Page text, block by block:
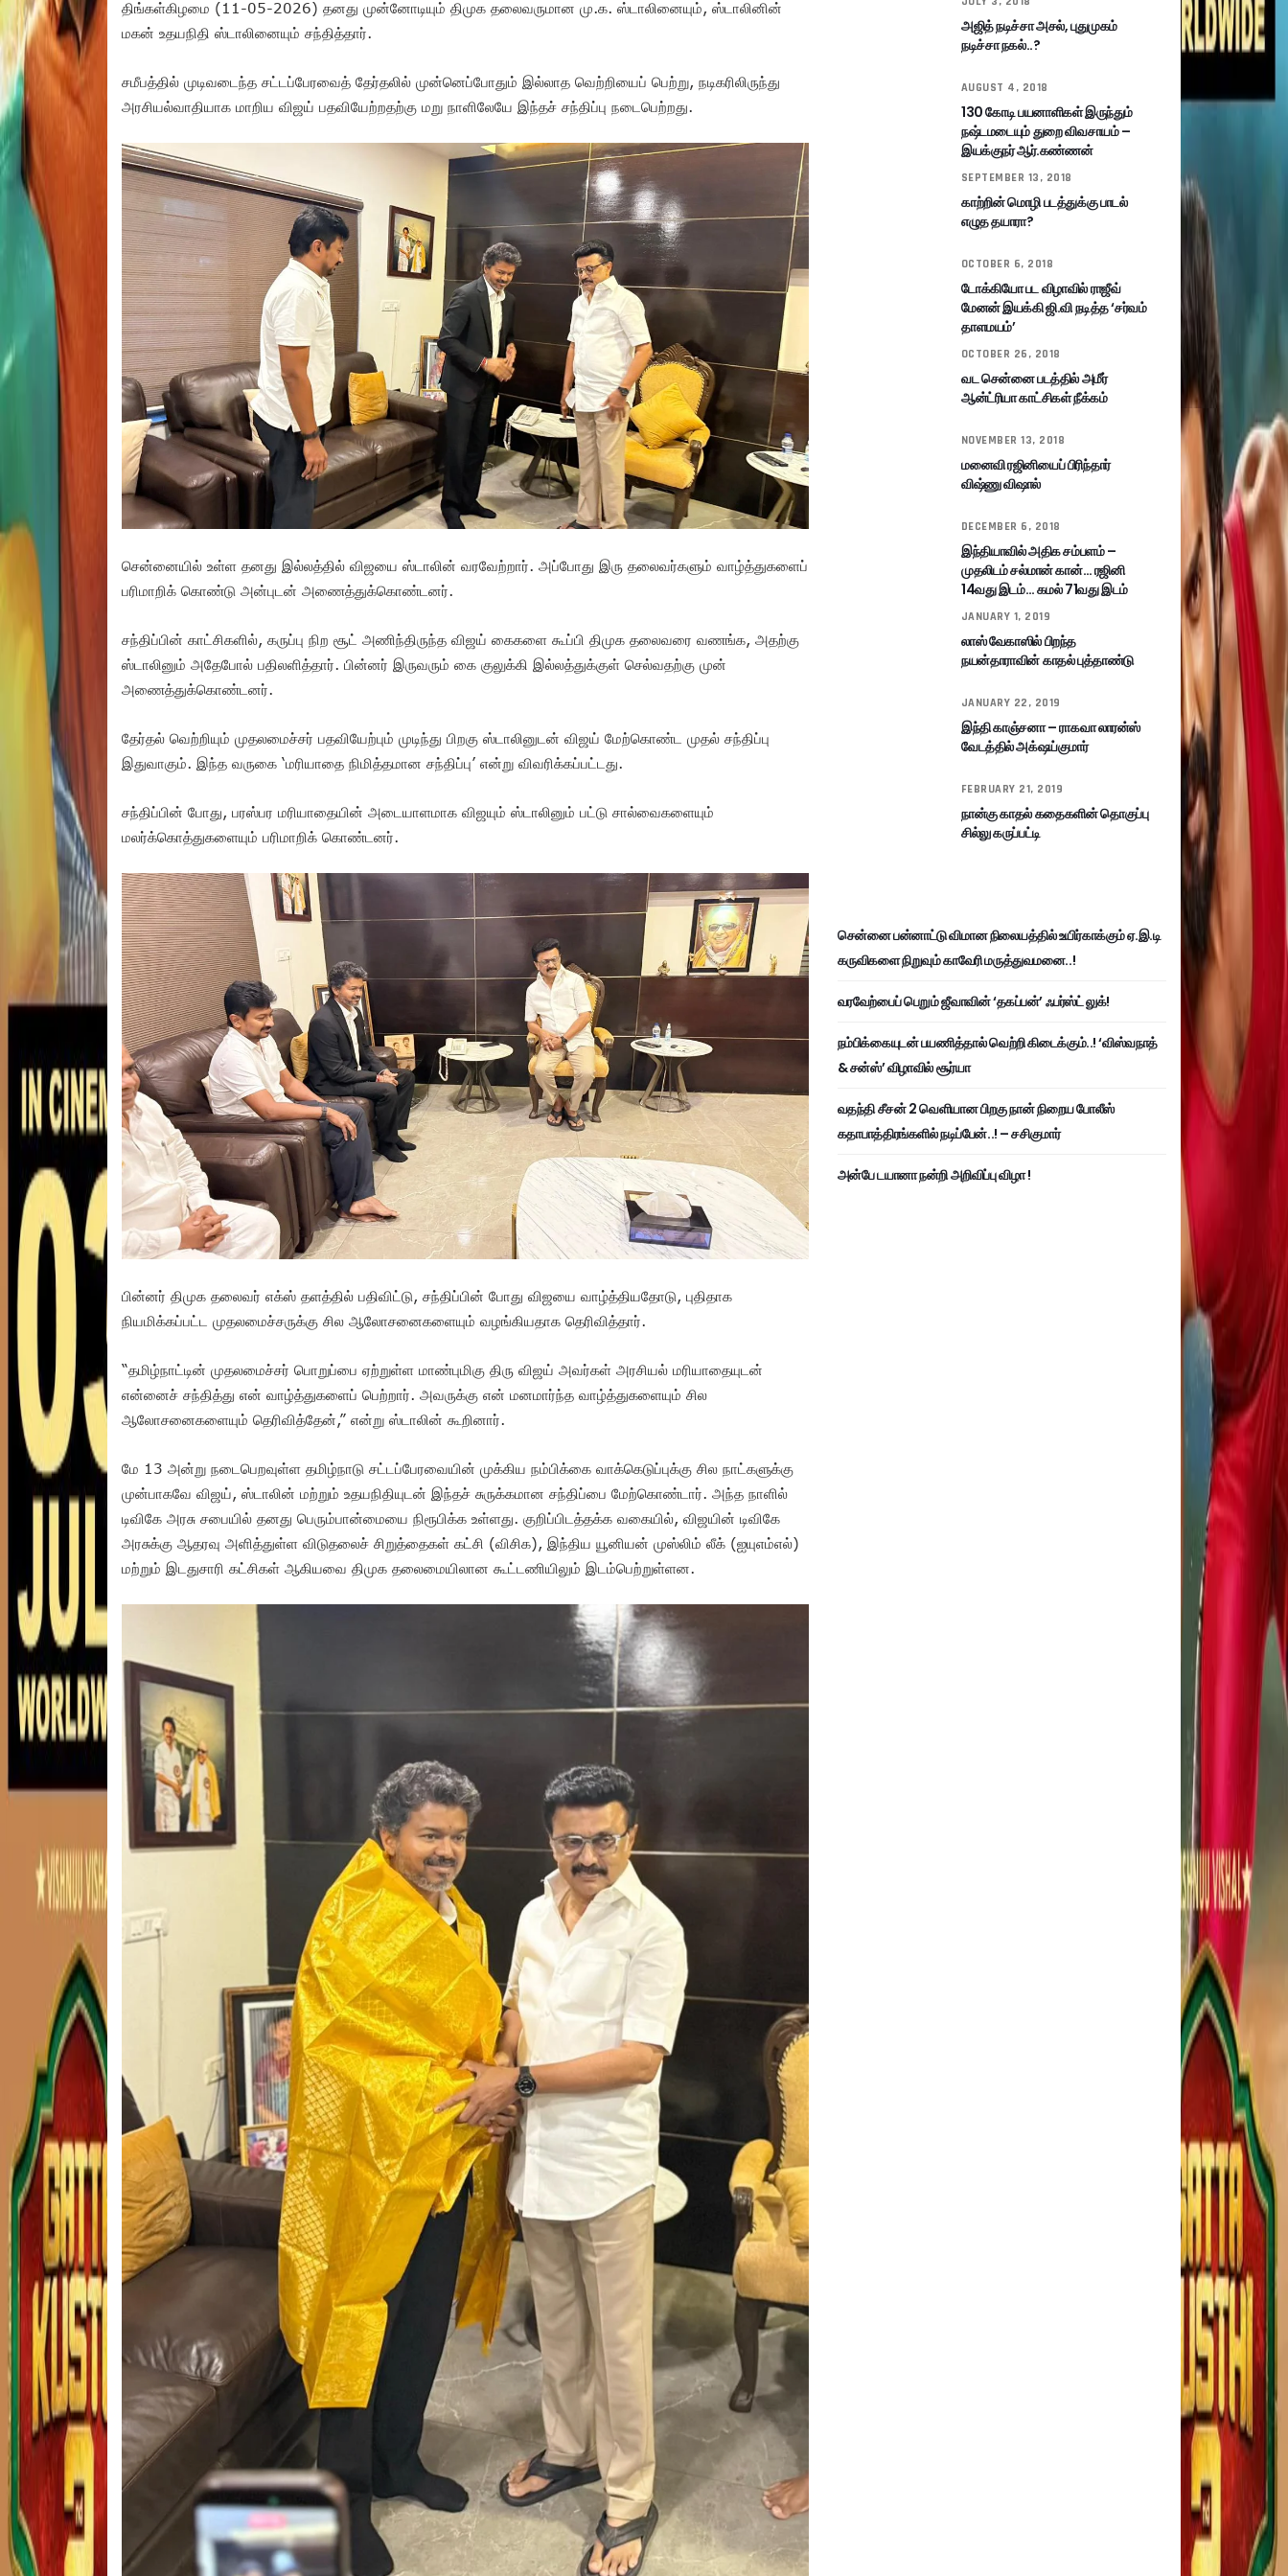
திங்கள்கிழமை (11-05-2026) தனது முன்னோடியும் திமுக தலைவருமான மு.க. ஸ்டாலினையும், ஸ்டாலினின்
மகன் உதயநிதி ஸ்டாலினையும் சந்தித்தார்.
சமீபத்தில் முடிவடைந்த சட்டப்பேரவைத் தேர்தலில் முன்னெப்போதும் இல்லாத வெற்றியைப் பெற்று, நடிகரிலிருந்து
அரசியல்வாதியாக மாறிய விஜய் பதவியேற்றதற்கு மறு நாளிலேயே இந்தச் சந்திப்பு நடைபெற்றது.
சென்னையில் உள்ள தனது இல்லத்தில் விஜயை ஸ்டாலின் வரவேற்றார். அப்போது இரு தலைவர்களும் வாழ்த்துகளைப்
பரிமாறிக் கொண்டு அன்புடன் அணைத்துக்கொண்டனர்.
சந்திப்பின் காட்சிகளில், கருப்பு நிற சூட் அணிந்திருந்த விஜய் கைகளை கூப்பி திமுக தலைவரை வணங்க, அதற்கு
ஸ்டாலினும் அதேபோல் பதிலளித்தார். பின்னர் இருவரும் கை குலுக்கி இல்லத்துக்குள் செல்வதற்கு முன்
அணைத்துக்கொண்டனர்.
தேர்தல் வெற்றியும் முதலமைச்சர் பதவியேற்பும் முடிந்து பிறகு ஸ்டாலினுடன் விஜய் மேற்கொண்ட முதல் சந்திப்பு
இதுவாகும். இந்த வருகை ‘மரியாதை நிமித்தமான சந்திப்பு’ என்று விவரிக்கப்பட்டது.
சந்திப்பின் போது, பரஸ்பர மரியாதையின் அடையாளமாக விஜயும் ஸ்டாலினும் பட்டு சால்வைகளையும்
மலர்க்கொத்துகளையும் பரிமாறிக் கொண்டனர்.
பின்னர் திமுக தலைவர் எக்ஸ் தளத்தில் பதிவிட்டு, சந்திப்பின் போது விஜயை வாழ்த்தியதோடு, புதிதாக
நியமிக்கப்பட்ட முதலமைச்சருக்கு சில ஆலோசனைகளையும் வழங்கியதாக தெரிவித்தார்.
“தமிழ்நாட்டின் முதலமைச்சர் பொறுப்பை ஏற்றுள்ள மாண்புமிகு திரு விஜய் அவர்கள் அரசியல் மரியாதையுடன்
என்னைச் சந்தித்து என் வாழ்த்துகளைப் பெற்றார். அவருக்கு என் மனமார்ந்த வாழ்த்துகளையும் சில
ஆலோசனைகளையும் தெரிவித்தேன்,” என்று ஸ்டாலின் கூறினார்.
மே 13 அன்று நடைபெறவுள்ள தமிழ்நாடு சட்டப்பேரவையின் முக்கிய நம்பிக்கை வாக்கெடுப்புக்கு சில நாட்களுக்கு
முன்பாகவே விஜய், ஸ்டாலின் மற்றும் உதயநிதியுடன் இந்தச் சுருக்கமான சந்திப்பை மேற்கொண்டார். அந்த நாளில்
டிவிகே அரசு சபையில் தனது பெரும்பான்மையை நிரூபிக்க உள்ளது. குறிப்பிடத்தக்க வகையில், விஜயின் டிவிகே
அரசுக்கு ஆதரவு அளித்துள்ள விடுதலைச் சிறுத்தைகள் கட்சி (விசிக), இந்திய யூனியன் முஸ்லிம் லீக் (ஐயுஎம்எல்)
மற்றும் இடதுசாரி கட்சிகள் ஆகியவை திமுக தலைமையிலான கூட்டணியிலும் இடம்பெற்றுள்ளன.
அஜித் நடிச்சா அசல், புதுமுகம்
நடிச்சா நகல்..?
AUGUST 4, 2018
130 கோடி பயனாளிகள் இருந்தும்
நஷ்டமடையும் துறை விவசாயம் –
இயக்குநர் ஆர்.கண்ணன்
SEPTEMBER 13, 2018
காற்றின் மொழி படத்துக்கு பாடல்
எழுத தயாரா?
OCTOBER 6, 2018
டோக்கியோ பட விழாவில் ராஜீவ்
மேனன் இயக்கி ஜி.வி நடித்த ‘சர்வம்
தாளமயம்’
OCTOBER 26, 2018
வட சென்னை படத்தில் அமீர்
ஆன்ட்ரியா காட்சிகள் நீக்கம்
NOVEMBER 13, 2018
மனைவி ரஜினியைப் பிரிந்தார்
விஷ்ணு விஷால்
DECEMBER 6, 2018
இந்தியாவில் அதிக சம்பளம் –
முதலிடம் சல்மான் கான்… ரஜினி
14வது இடம்… கமல் 71வது இடம்
JANUARY 1, 2019
லாஸ் வேகாஸில் பிறந்த
நயன்தாராவின் காதல் புத்தாண்டு
JANUARY 22, 2019
இந்தி காஞ்சனா – ராகவா லாரன்ஸ்
வேடத்தில் அக்‌ஷய்குமார்
FEBRUARY 21, 2019
நான்கு காதல் கதைகளின் தொகுப்பு
சில்லு கருப்பட்டி
சென்னை பன்னாட்டு விமான நிலையத்தில் உயிர்காக்கும் ஏ.இ.டி
கருவிகளை நிறுவும் காவேரி மருத்துவமனை..!
வரவேற்பைப் பெறும் ஜீவாவின் ‘தகப்பன்’ ஃபர்ஸ்ட் லுக்!
நம்பிக்கையுடன் பயணித்தால் வெற்றி கிடைக்கும்..! ‘விஸ்வநாத்
& சன்ஸ்’ விழாவில் சூர்யா
வதந்தி சீசன் 2 வெளியான பிறகு நான் நிறைய போலீஸ்
கதாபாத்திரங்களில் நடிப்பேன்..! – சசிகுமார்
அன்பே டயானா நன்றி அறிவிப்பு விழா !